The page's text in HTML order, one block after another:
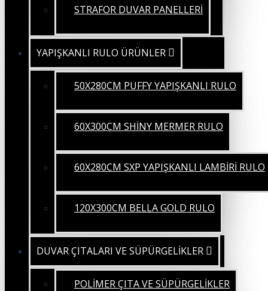
STRAFOR DUVAR PANELLERİ
YAPIŞKANLI RULO ÜRÜNLER
50X280CM PUFFY YAPIŞKANLI RULO
60X300CM SHİNY MERMER RULO
60X280CM SXP YAPIŞKANLI LAMBİRİ RULO
120X300CM BELLA GOLD RULO
DUVAR ÇITALARI VE SÜPÜRGELİKLER
POLİMER ÇITA VE SÜPÜRGELİKLER